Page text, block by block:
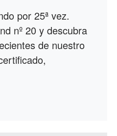
por 25ª vez.
nº 20 y descubra
de nuestro